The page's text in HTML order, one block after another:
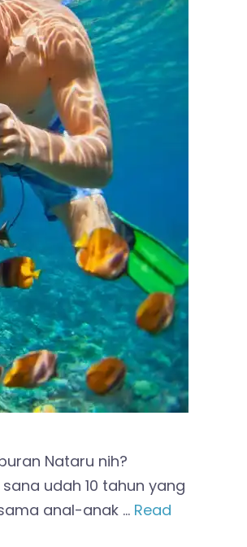
Nataru nih?
udah 10 tahun yang
anal-anak … Read